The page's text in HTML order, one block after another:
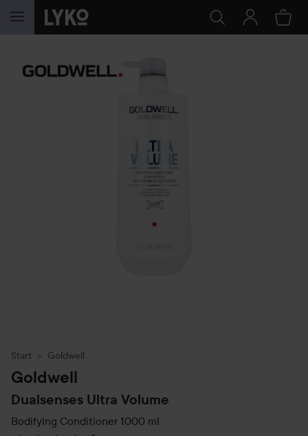
HOPPA TILL INNEHÅLLET
Start Goldwell
Goldwell
Dualsenses Ultra Volume
Bodifying Conditioner 1000 ml